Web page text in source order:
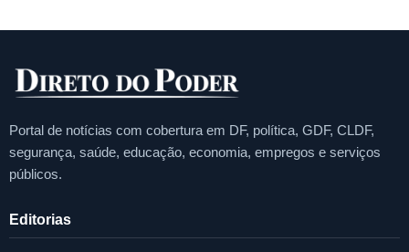
Portal de notícias com cobertura em DF, política, GDF, CLDF,
segurança, saúde, educação, economia, empregos e serviços
públicos.
Editorias